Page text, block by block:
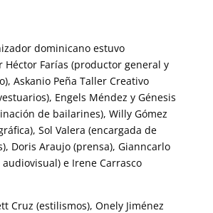
dominicano estuvo
Héctor Farías (productor general y
Askanio Peña Taller Creativo
Engels Méndez y Génesis
de bailarines), Willy Gómez
Sol Valera (encargada de
Doris Araujo (prensa), Gianncarlo
e Irene Carrasco
Cruz (estilismos), Onely Jiménez